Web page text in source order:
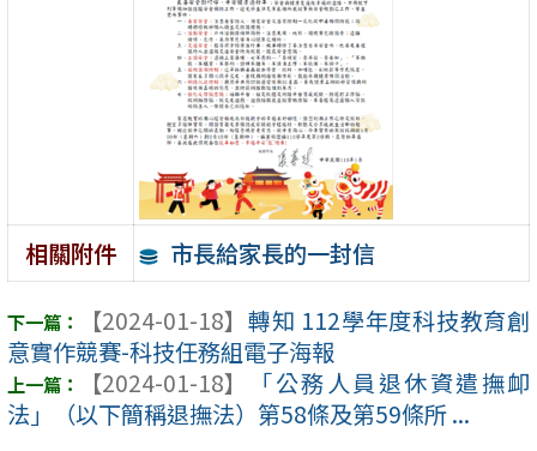
相關附件 市長給家長的一封信
【2024-01-18】 轉知 112學年度科技教育創
意實作競賽-科技任務組電子海報
【2024-01-18】
「公務人員退休資遣撫卹
法」（以下簡稱退撫法）第58條及第59條所 ...